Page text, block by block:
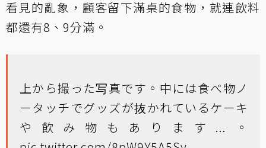
看見的亂象，顧客留下滿桌的食物，就連飲料
都還有8、9分滿。
上から撮った写真です。中には食べ物ノ
ータッチでグッズが抜かれているケーキ
や飲み物もあります...。